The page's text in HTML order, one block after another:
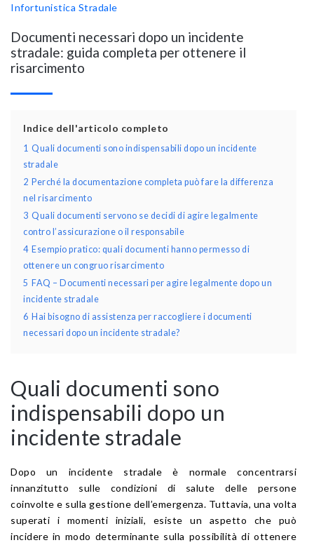
Infortunistica Stradale
Documenti necessari dopo un incidente
stradale: guida completa per ottenere il
risarcimento
Indice dell'articolo completo
1 Quali documenti sono indispensabili dopo un incidente
stradale
2 Perché la documentazione completa può fare la differenza
nel risarcimento
3 Quali documenti servono se decidi di agire legalmente
contro l’assicurazione o il responsabile
4 Esempio pratico: quali documenti hanno permesso di
ottenere un congruo risarcimento
5 FAQ – Documenti necessari per agire legalmente dopo un
incidente stradale
6 Hai bisogno di assistenza per raccogliere i documenti
necessari dopo un incidente stradale?
Quali documenti sono
indispensabili dopo un
incidente stradale
Dopo un incidente stradale è normale concentrarsi
innanzitutto sulle condizioni di salute delle persone
coinvolte e sulla gestione dell’emergenza. Tuttavia, una volta
superati i momenti iniziali, esiste un aspetto che può
incidere in modo determinante sulla possibilità di ottenere